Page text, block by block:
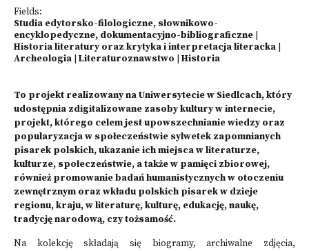
Fields:
Studia edytorsko-filologiczne, słownikowo-
encyklopedyczne, dokumentacyjno-bibliograficzne
Historia literatury oraz krytyka i interpretacja literacka
Archeologia Literaturoznawstwo Historia
To projekt realizowany na Uniwersytecie w Siedlcach, który
udostępnia zdigitalizowane zasoby kultury w internecie,
projekt, którego celem jest upowszechnianie wiedzy oraz
popularyzacja w społeczeństwie sylwetek zapomnianych
pisarek polskich, ukazanie ich miejsca w literaturze,
kulturze, społeczeństwie, a także w pamięci zbiorowej,
również promowanie badań humanistycznych w otoczeniu
zewnętrznym oraz wkładu polskich pisarek w dzieje
regionu, kraju, w literaturę, kulturę, edukację, naukę,
tradycję narodową, czy tożsamość.
Na kolekcję składają się biogramy, archiwalne zdjęcia,